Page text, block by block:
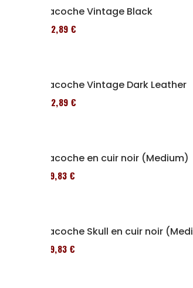
Sacoche Vintage Black
152,89 €
Sacoche Vintage Dark Leather
152,89 €
Sacoche en cuir noir (Medium)
119,83 €
Sacoche Skull en cuir noir
119,83 €